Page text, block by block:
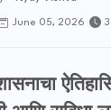
June 05, 2026